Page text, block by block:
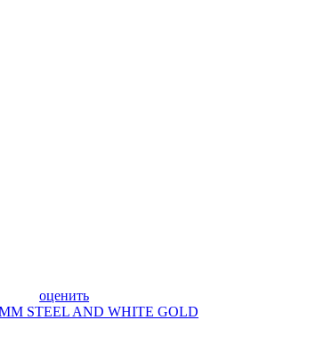
оценить
STEEL AND WHITE GOLD